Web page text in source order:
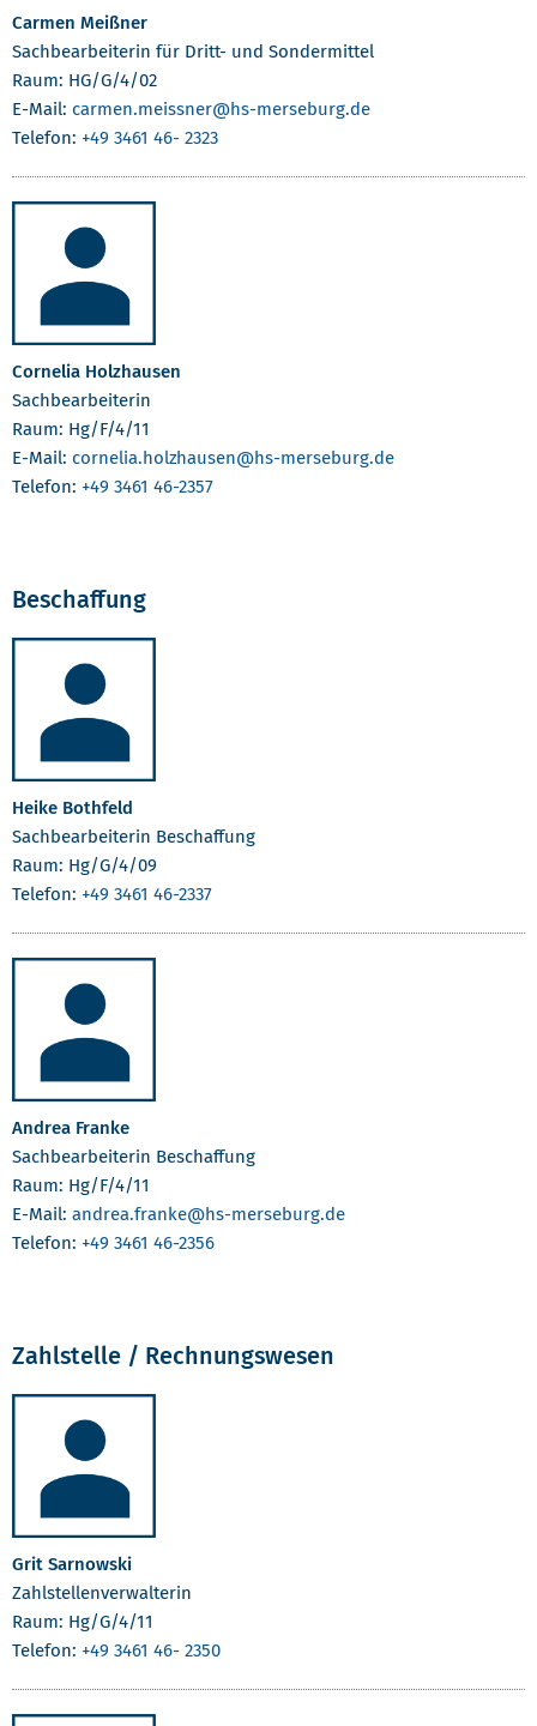
Carmen Meißner
Sachbearbeiterin für Dritt- und Sondermittel
Raum: HG/G/4/02
E-Mail: carmen.meissner@hs-merseburg.de
Telefon: +49 3461 46- 2323
Cornelia Holzhausen
Sachbearbeiterin
Raum: Hg/F/4/11
E-Mail: cornelia.holzhausen@hs-merseburg.de
Telefon: +49 3461 46-2357
Beschaffung
Heike Bothfeld
Sachbearbeiterin Beschaffung
Raum: Hg/G/4/09
Telefon: +49 3461 46-2337
Andrea Franke
Sachbearbeiterin Beschaffung
Raum: Hg/F/4/11
E-Mail: andrea.franke@hs-merseburg.de
Telefon: +49 3461 46-2356
Zahlstelle / Rechnungswesen
Grit Sarnowski
Zahlstellenverwalterin
Raum: Hg/G/4/11
Telefon: +49 3461 46- 2350